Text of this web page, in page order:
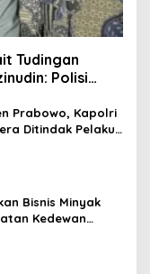
Tudingan
Polisi
Prabowo, Kapolri
Ditindak Pelaku
Bisnis Minyak
Kedewan